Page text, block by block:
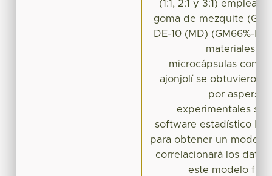
(1:1, 2:1 y 3:1)
goma de mezquite
DE-10 (MD) (GM66%-
materiales
microcápsulas
ajonjolí se obtuvieron
por
experimentales se
software estadístico
para obtener un modelo
correlacionará los
este modelo fue